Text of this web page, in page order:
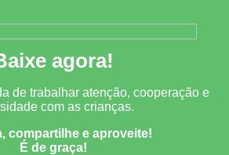
agora!
de trabalhar atenção, cooperação e
com as crianças.
compartilhe e aproveite!
​É de graça!